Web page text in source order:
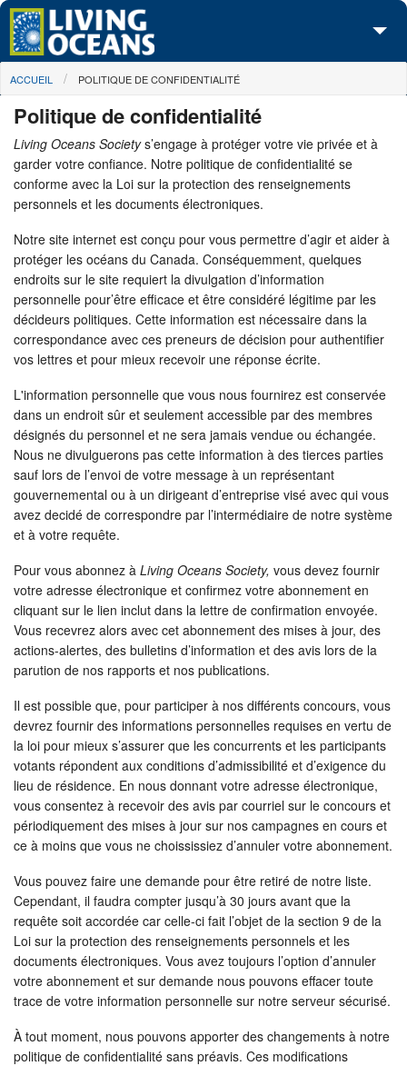
Skip to main content
À propos de nous
Nos campagnes
Centre des Médias
Les Cartes
Passez à l'action
You are here
ACCUEIL POLITIQUE DE CONFIDENTIALITÉ
Politique de confidentialité
Living Oceans Societys’engage à protéger votre vie privée et à
garder votre confiance. Notre politique de confidentialité se
conforme avec la Loi sur la protection des renseignements
personnels et les documents électroniques.
Notre site internet est conçu pour vous permettre d’agir et aider à
protéger les océans du Canada. Conséquemment, quelques
endroits sur le site requiert la divulgation d’information
personnelle pour’être efficace et être considéré légitime par les
décideurs politiques. Cette information est nécessaire dans la
correspondance avec ces preneurs de décision pour authentifier
vos lettres et pour mieux recevoir une réponse écrite.
L'information personnelle que vous nous fournirez est conservée
dans un endroit sûr et seulement accessible par des membres
désignés du personnel et ne sera jamais vendue ou échangée.
Nous ne divulguerons pas cette information à des tierces parties
sauf lors de l’envoi de votre message à un représentant
gouvernemental ou à un dirigeant d’entreprise visé avec qui vous
avez decidé de correspondre par l’intermédiaire de notre système
et à votre requête.
Pour vous abonnez à Living Oceans Society, vous devez fournir
votre adresse électronique et confirmez votre abonnement en
cliquant sur le lien inclut dans la lettre de confirmation envoyée.
Vous recevrez alors avec cet abonnement des mises à jour, des
actions-alertes, des bulletins d’information et des avis lors de la
parution de nos rapports et nos publications.
Il est possible que, pour participer à nos différents concours, vous
devrez fournir des informations personnelles requises en vertu de
la loi pour mieux s’assurer que les concurrents et les participants
votants répondent aux conditions d’admissibilité et d’exigence du
lieu de résidence. En nous donnant votre adresse électronique,
vous consentez à recevoir des avis par courriel sur le concours et
périodiquement des mises à jour sur nos campagnes en cours et
ce à moins que vous ne choississiez d’annuler votre abonnement.
Vous pouvez faire une demande pour être retiré de notre liste.
Cependant, il faudra compter jusqu’à 30 jours avant que la
requête soit accordée car celle-ci fait l’objet de la section 9 de la
Loi sur la protection des renseignements personnels et les
documents électroniques. Vous avez toujours l’option d’annuler
votre abonnement et sur demande nous pouvons effacer toute
trace de votre information personnelle sur notre serveur sécurisé.
À tout moment, nous pouvons apporter des changements à notre
politique de confidentialité sans préavis. Ces modifications